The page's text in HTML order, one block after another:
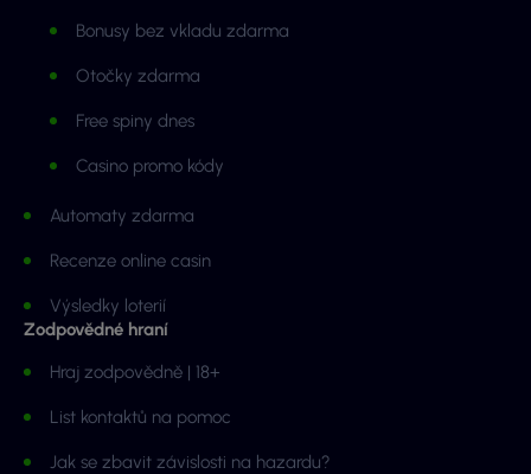
Bonusy bez vkladu zdarma
Otočky zdarma
Free spiny dnes
Casino promo kódy
Automaty zdarma
Recenze online casin
Výsledky loterií
Zodpovědné hraní
Hraj zodpovědně | 18+
List kontaktů na pomoc
Jak se zbavit závislosti na hazardu?